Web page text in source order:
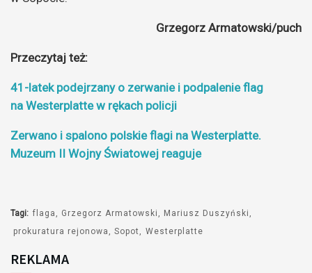
Grzegorz Armatowski/puch
Przeczytaj też:
41-latek podejrzany o zerwanie i podpalenie flag
na Westerplatte w rękach policji
Zerwano i spalono polskie flagi na Westerplatte.
Muzeum II Wojny Światowej reaguje
Tagi: flaga Grzegorz Armatowski
Mariusz Duszyński
prokuratura rejonowa
Sopot Westerplatte
REKLAMA